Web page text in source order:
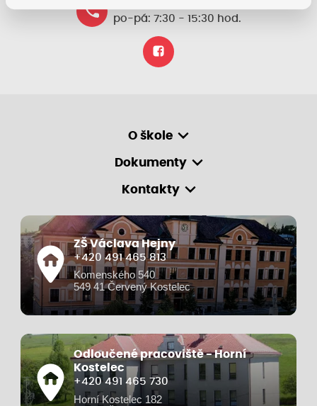
po-pá: 7:30 - 15:30 hod.
O škole
Dokumenty
Kontakty
ZŠ Václava Hejny
+420 491 465 813
Komenského 540
549 41 Červený Kostelec
Odloučené pracoviště - Horní
Kostelec
+420 491 465 730
Horní Kostelec 182